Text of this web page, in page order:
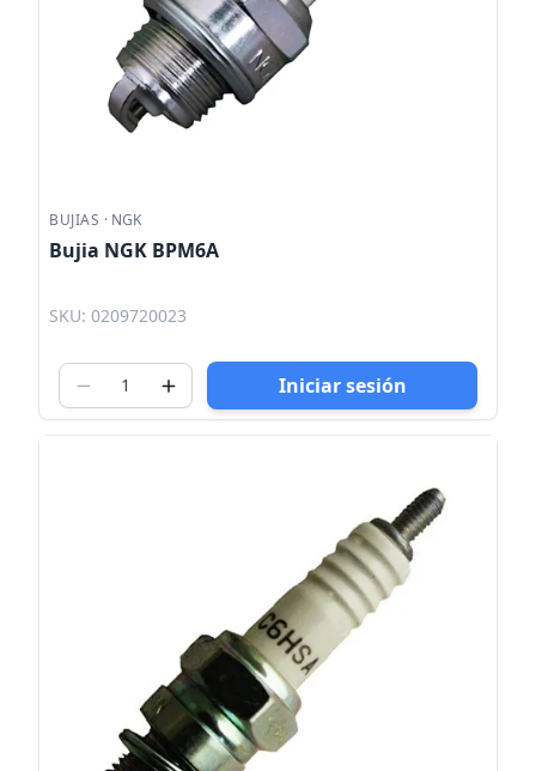
BUJIAS · NGK
Bujia NGK BPM6A
SKU: 0209720023
Iniciar sesión